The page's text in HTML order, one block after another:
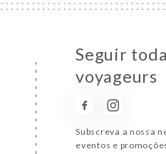
Seguir
voyageurs
Subscreva a nossa
eventos e